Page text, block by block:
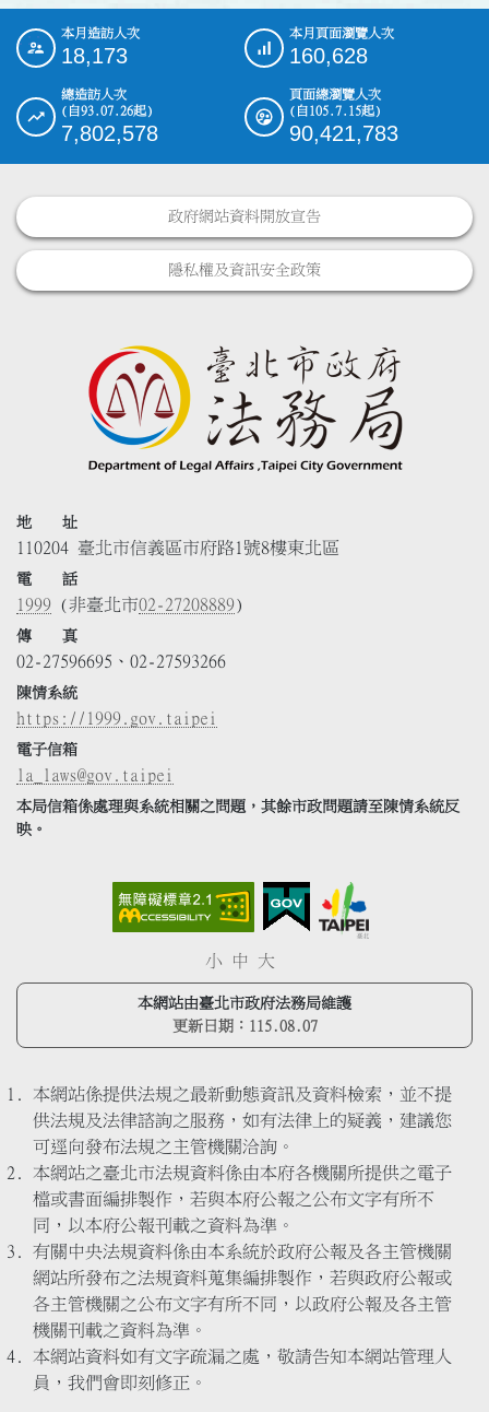
::: 本月造訪人次
18,173
本月頁面瀏覽人次
160,628
總造訪人次
(自93.07.26起)
7,802,578
頁面總瀏覽人次
(自105.7.15起)
90,421,783
政府網站資料開放宣告
隱私權及資訊安全政策
地 址
110204 臺北市信義區市府路1號8樓東北區
電 話
1999 (非臺北市02-27208889)
傳 真
02-27596695、02-27593266
陳情系統
https://1999.gov.taipei
電子信箱
la_laws@gov.taipei
本局信箱係處理與系統相關之問題，其餘市政問題請至陳情系統反
映。
小 中 大
本網站由臺北市政府法務局維護
更新日期： 115.08.07
本網站係提供法規之最新動態資訊及資料檢索，並不提
供法規及法律諮詢之服務，如有法律上的疑義，建議您
可逕向發布法規之主管機關洽詢。
本網站之臺北市法規資料係由本府各機關所提供之電子
檔或書面編排製作，若與本府公報之公布文字有所不
同，以本府公報刊載之資料為準。
有關中央法規資料係由本系統於政府公報及各主管機關
網站所發布之法規資料蒐集編排製作，若與政府公報或
各主管機關之公布文字有所不同，以政府公報及各主管
機關刊載之資料為準。
本網站資料如有文字疏漏之處，敬請告知本網站管理人
員，我們會即刻修正。